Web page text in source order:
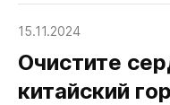
15.11.2024
Очистите
китайский